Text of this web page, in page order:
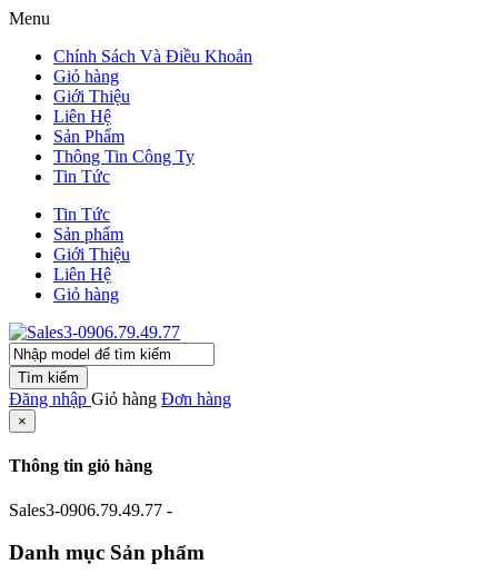
Menu
Chính Sách Và Điều Khoản
Giỏ hàng
Giới Thiệu
Liên Hệ
Sản Phẩm
Thông Tin Công Ty
Tin Tức
Tin Tức
Sản phẩm
Giới Thiệu
Liên Hệ
Giỏ hàng
Tìm kiếm
Đăng nhập Giỏ hàng Đơn hàng
×
Thông tin giỏ hàng
Sales3-0906.79.49.77 -
Danh mục Sản phẩm